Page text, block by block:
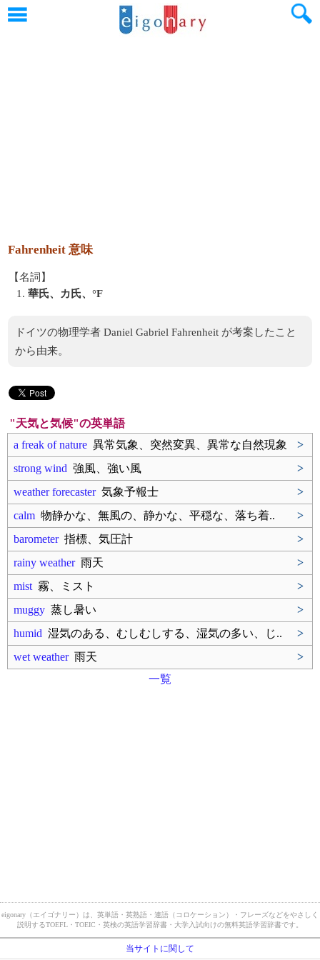
Fahrenheit 意味
【名詞】
1. 華氏、カ氏、°F
ドイツの物理学者 Daniel Gabriel Fahrenheit が考案したこと
から由来。
"天気と気候"の英単語
a freak of nature 異常気象、突然変異、異常な自然現象
>
strong wind 強風、強い風
>
weather forecaster気象予報士
>
calm 物静かな、無風の、静かな、平穏な、落ち着..
>
barometer指標、気圧計
>
rainy weather雨天
>
mist 霧、ミスト
>
muggy 蒸し暑い
>
humid 湿気のある、むしむしする、湿気の多い、じ..
>
wet weather雨天
>
一覧
eigonary（エイゴナリー）は、英単語・英熟語・連語（コロケーション）・フレーズなどをやさしく
説明するTOEFL・TOEIC・英検の英語学習辞書・大学入試向けの無料英語学習辞書です。
当サイトに関して